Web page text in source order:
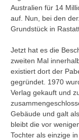
Australien für 14
auf. Nun, bei den
Grundstück in
Jetzt hat es die
zweiten Mal
existiert dort der
gegründet. 1970
Verlag gekauft und
Gebäude und galt
bleibt die vor
Tochter als einzige